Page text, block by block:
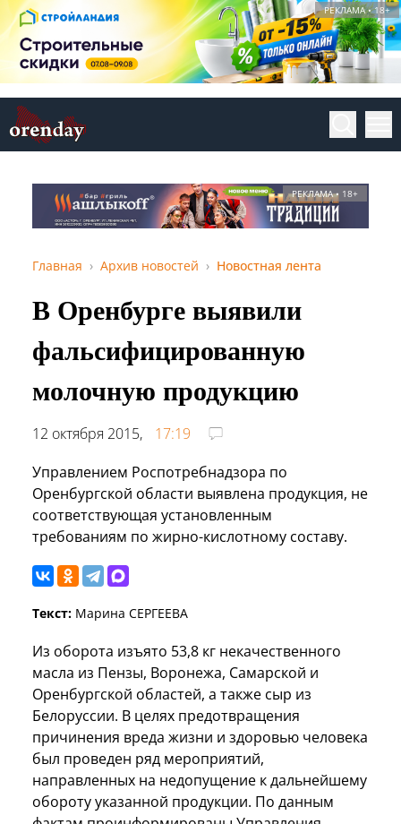
РЕКЛАМА • 18+
РЕКЛАМА • 18+
Главная Архив новостей Новостная лента
В Оренбурге выявили
фальсифицированную
молочную продукцию
12 октября 2015,
17:19
Управлением Роспотребнадзора по
Оренбургской области выявлена продукция, не
соответствующая установленным
требованиям по жирно-кислотному составу.
Текст: Марина СЕРГЕЕВА
Из оборота изъято 53,8 кг некачественного
масла из Пензы, Воронежа, Самарской и
Оренбургской областей, а также сыр из
Белоруссии. В целях предотвращения
причинения вреда жизни и здоровью человека
был проведен ряд мероприятий,
направленных на недопущение к дальнейшему
обороту указанной продукции. По данным